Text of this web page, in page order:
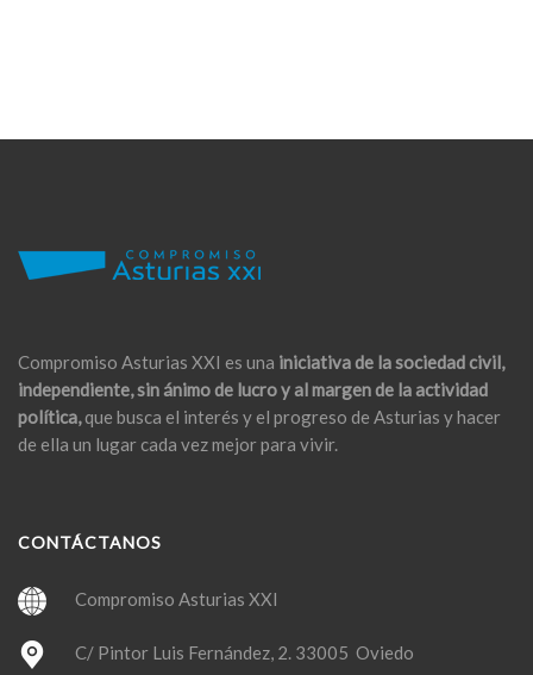
Compromiso Asturias XXI es una iniciativa de la sociedad civil,
independiente, sin ánimo de lucro y al margen de la actividad
política,que busca el interés y el progreso de Asturias y hacer
de ella un lugar cada vez mejor para vivir.
CONTÁCTANOS
Compromiso Asturias XXI
C/ Pintor Luis Fernández, 2. 33005 Oviedo